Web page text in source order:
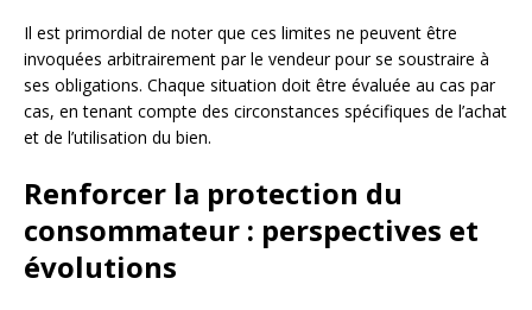
Il est primordial de noter que ces limites ne peuvent être
invoquées arbitrairement par le vendeur pour se soustraire à
ses obligations. Chaque situation doit être évaluée au cas par
cas, en tenant compte des circonstances spécifiques de l’achat
et de l’utilisation du bien.
Renforcer la protection du
consommateur : perspectives et
évolutions